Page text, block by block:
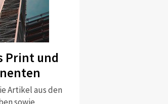
Print und
Artikel aus den